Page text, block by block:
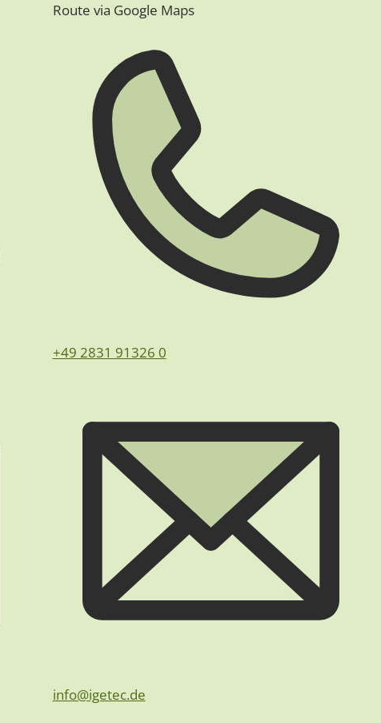
Route via Google Maps
+49 2831 91326 0
info@igetec.de